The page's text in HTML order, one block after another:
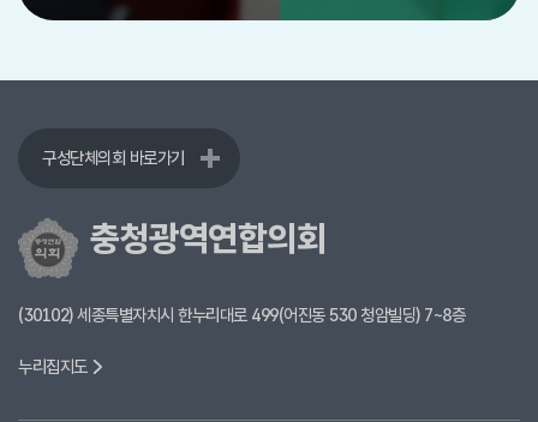
구성단체의회 바로가기
충청광역연합의회
(30102) 세종특별자치시 한누리대로 499(어진동 530 청암빌딩) 7~8층
누리집지도